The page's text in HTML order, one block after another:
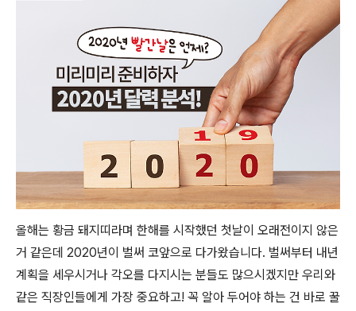
올해는 황금 돼지띠라며 한해를 시작했던 첫날이 오래전이지 않은
거 같은데 2020년이 벌써 코앞으로 다가왔습니다. 벌써부터 내년
계획을 세우시거나 각오를 다지시는 분들도 많으시겠지만 우리와
같은 직장인들에게 가장 중요하고! 꼭 알아 두어야 하는 건 바로 꿀